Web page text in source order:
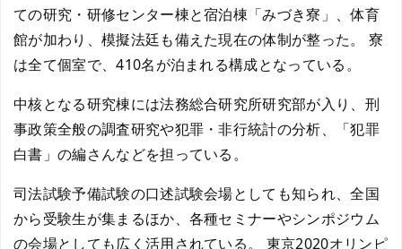
ての研究・研修センター棟と宿泊棟「みづき寮」、体育
館が加わり、模擬法廷も備えた現在の体制が整った。 寮
は全て個室で、410名が泊まれる構成となっている。
中核となる研究棟には法務総合研究所研究部が入り、刑
事政策全般の調査研究や犯罪・非行統計の分析、「犯罪
白書」の編さんなどを担っている。
司法試験予備試験の口述試験会場としても知られ、全国
から受験生が集まるほか、各種セミナーやシンポジウム
の会場としても広く活用されている。 東京2020オリンピ